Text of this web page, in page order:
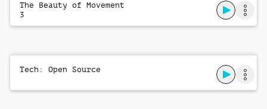
The Beauty of Movement
3
Tech: Open Source